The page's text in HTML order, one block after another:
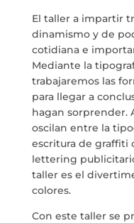
El taller a impartir
dinamismo y de
cotidiana e
Mediante la
trabajaremos las
para llegar a
hagan sorprender.
oscilan entre la
escritura de graffiti
lettering
taller es el
colores.
Con este taller se